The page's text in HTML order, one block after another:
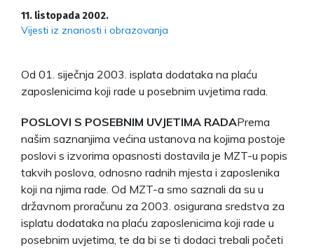
11. listopada 2002.
Vijesti iz znanosti i obrazovanja
Od 01. siječnja 2003. isplata dodataka na plaću
zaposlenicima koji rade u posebnim uvjetima rada.
POSLOVI S POSEBNIM UVJETIMA RADAPrema
našim saznanjima većina ustanova na kojima postoje
poslovi s izvorima opasnosti dostavila je MZT-u popis
takvih poslova, odnosno radnih mjesta i zaposlenika
koji na njima rade. Od MZT-a smo saznali da su u
državnom proračunu za 2003. osigurana sredstva za
isplatu dodataka na plaću zaposlenicima koji rade u
posebnim uvjetima, te da bi se ti dodaci trebali početi